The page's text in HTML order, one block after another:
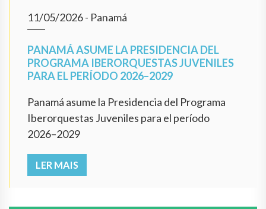
11/05/2026- Panamá
PANAMÁ ASUME LA PRESIDENCIA DEL
PROGRAMA IBERORQUESTAS JUVENILES
PARA EL PERÍODO 2026–2029
Panamá asume la Presidencia del Programa
Iberorquestas Juveniles para el período
2026–2029
LER MAIS